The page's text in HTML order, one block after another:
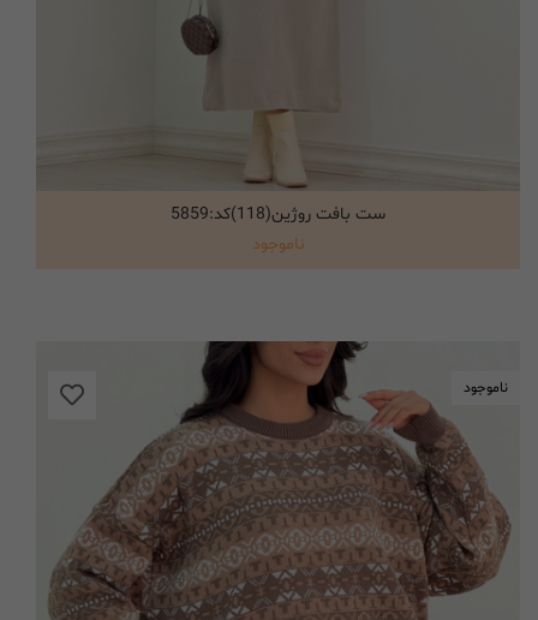
انتخاب گزینه ها
ست بافت روژین(118)کد:5859
ناموجود
ناموجود